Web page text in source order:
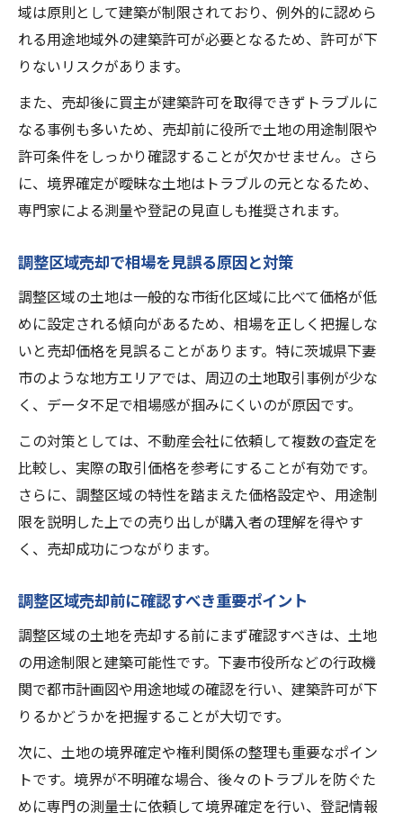
域は原則として建築が制限されており、例外的に認めら
れる用途地域外の建築許可が必要となるため、許可が下
りないリスクがあります。
また、売却後に買主が建築許可を取得できずトラブルに
なる事例も多いため、売却前に役所で土地の用途制限や
許可条件をしっかり確認することが欠かせません。さら
に、境界確定が曖昧な土地はトラブルの元となるため、
専門家による測量や登記の見直しも推奨されます。
調整区域売却で相場を見誤る原因と対策
調整区域の土地は一般的な市街化区域に比べて価格が低
めに設定される傾向があるため、相場を正しく把握しな
いと売却価格を見誤ることがあります。特に茨城県下妻
市のような地方エリアでは、周辺の土地取引事例が少な
く、データ不足で相場感が掴みにくいのが原因です。
この対策としては、不動産会社に依頼して複数の査定を
比較し、実際の取引価格を参考にすることが有効です。
さらに、調整区域の特性を踏まえた価格設定や、用途制
限を説明した上での売り出しが購入者の理解を得やす
く、売却成功につながります。
調整区域売却前に確認すべき重要ポイント
調整区域の土地を売却する前にまず確認すべきは、土地
の用途制限と建築可能性です。下妻市役所などの行政機
関で都市計画図や用途地域の確認を行い、建築許可が下
りるかどうかを把握することが大切です。
次に、土地の境界確定や権利関係の整理も重要なポイン
トです。境界が不明確な場合、後々のトラブルを防ぐた
めに専門の測量士に依頼して境界確定を行い、登記情報